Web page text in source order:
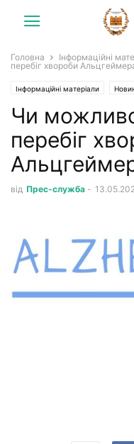
Головна Інформаційні
перебіг хвороби
Інформаційні матеріали
Чи
перебіг
від Прес-служба -